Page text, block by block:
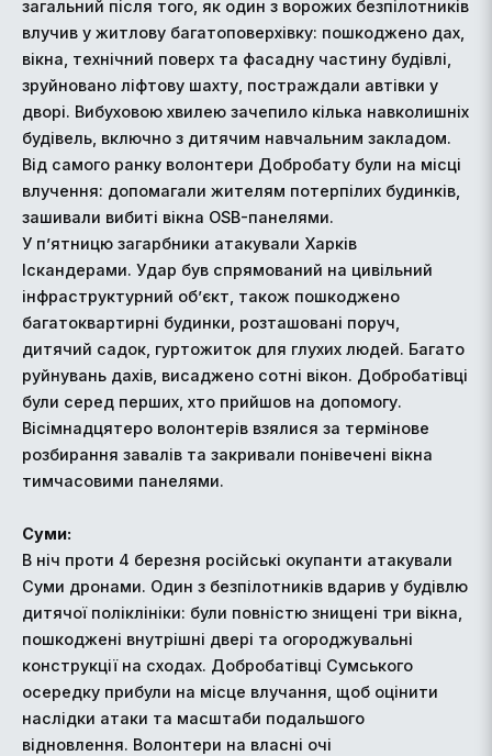
загальний після того, як один з ворожих безпілотників
влучив у житлову багатоповерхівку: пошкоджено дах,
вікна, технічний поверх та фасадну частину будівлі,
зруйновано ліфтову шахту, постраждали автівки у
дворі. Вибуховою хвилею зачепило кілька навколишніх
будівель, включно з дитячим навчальним закладом.
Від самого ранку волонтери Добробату були на місці
влучення: допомагали жителям потерпілих будинків,
зашивали вибиті вікна OSB-панелями.
У п’ятницю загарбники атакували Харків
Іскандерами. Удар був спрямований на цивільний
інфраструктурний об’єкт, також пошкоджено
багатоквартирні будинки, розташовані поруч,
дитячий садок, гуртожиток для глухих людей. Багато
руйнувань дахів, висаджено сотні вікон. Добробатівці
були серед перших, хто прийшов на допомогу.
Вісімнадцятеро волонтерів взялися за термінове
розбирання завалів та закривали понівечені вікна
тимчасовими панелями.
Суми:
В ніч проти 4 березня російські окупанти атакували
Суми дронами. Один з безпілотників вдарив у будівлю
дитячої поліклініки: були повністю знищені три вікна,
пошкоджені внутрішні двері та огороджувальні
конструкції на сходах. Добробатівці Сумського
осередку прибули на місце влучання, щоб оцінити
наслідки атаки та масштаби подальшого
відновлення. Волонтери на власні очі